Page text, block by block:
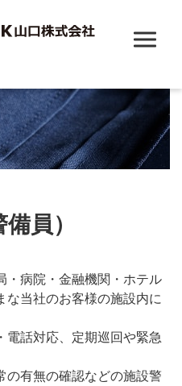
員）
・病院・金融機関・ホテル
な当社のお客様の施設内に
電話対応、定期巡回や緊急
の有無の確認などの施設警